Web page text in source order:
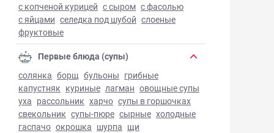
с копченой курицей с сыром с фасолью
с яйцами селедка под шубой слоеные
фруктовые
Первые блюда (супы)
солянка борщ бульоны грибные
капустняк куриные лагман овощные супы
уха рассольник харчо супы в горшочках
свекольник супы-пюре сырные холодные
гаспачо окрошка шурпа щи